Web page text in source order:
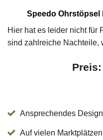
Speedo Ohrstöpsel
Hier hat es leider nicht für
sind zahlreiche Nachteile,
Preis:
Ansprechendes Design
Auf vielen